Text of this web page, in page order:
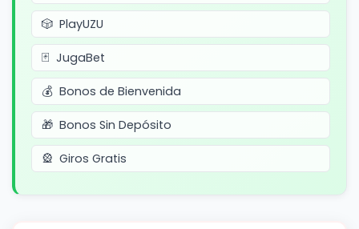
PlayUZU
JugaBet
Bonos de Bienvenida
Bonos Sin Depósito
Giros Gratis